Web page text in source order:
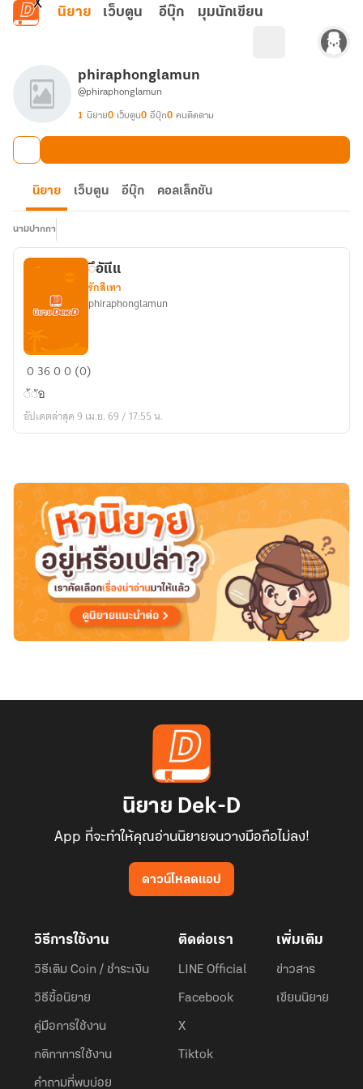
ข้ามไปยังเนื้อหาหลัก
นิยาย เว็บตูน อีบุ๊ก มุมนักเขียน
phiraphonglamun
@phiraphonglamun
1 นิยาย0 เว็บตูน0 อีบุ๊ก0 คนติดตาม
นิยาย เว็บตูน อีบุ๊ก คอลเล็กชัน
นามปากกา
◌ึอัแีแ
◌ึอัแีแ
รักสีเทา
phiraphonglamun
03600 (0)
◌้◌ัอ
อัปเดตล่าสุด 9 เม.ย. 69 / 17:55 น.
นิยาย Dek-D
App ที่จะทำให้คุณอ่านนิยายจนวางมือถือไม่ลง!
ดาวน์โหลดแอป
วิธีการใช้งาน
วิธีเติม Coin / ชำระเงิน
วิธีซื้อนิยาย
คู่มือการใช้งาน
กติกาการใช้งาน
คำถามที่พบบ่อย
ติดต่อเรา
LINE Official
Facebook
X
Tiktok
เพิ่มเติม
ข่าวสาร
เขียนนิยาย